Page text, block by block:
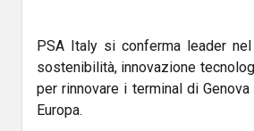
PSA Italy si conferma leader
sostenibilità, innovazione
per rinnovare i terminal di
Europa.